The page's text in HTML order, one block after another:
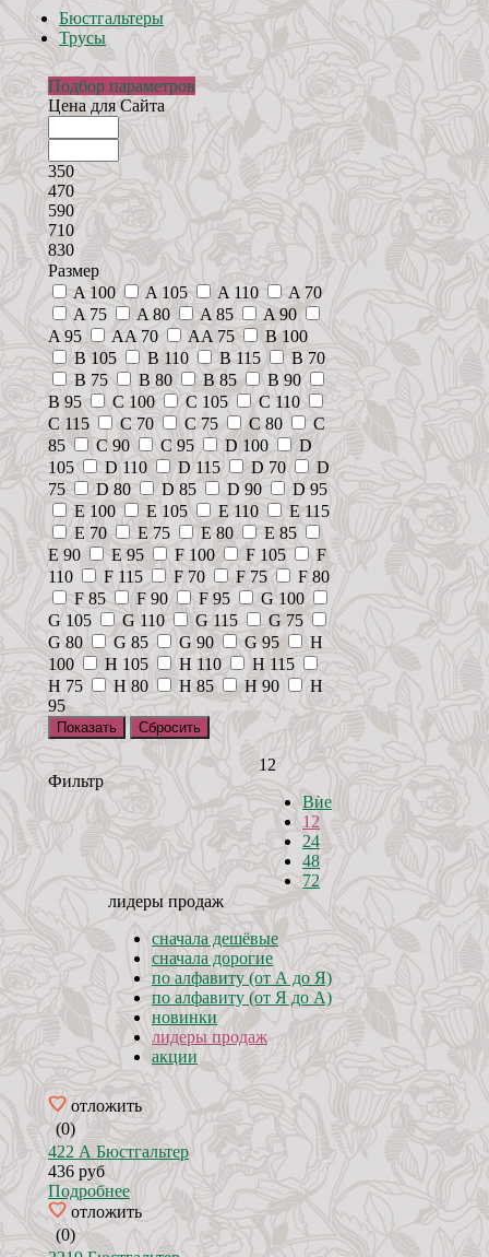
Бюстгальтеры
Трусы
Подбор параметров
Цена для Сайта
350
470
590
710
830
Размер
A 100
A 105 A 110
A 70
A 75
A 80 A 85
A 90
A 95
AA 70 AA 75
B 100
B 105
B 110 B 115
B 70
B 75
B 80 B 85
B 90
B 95
C 100 C 105
C 110
C 115
C 70 C 75 C 80
C
85
C 90 C 95 D 100
D
105
D 110 D 115 D 70
D
75
D 80 D 85 D 90
D 95
E 100
E 105 E 110
E 115
E 70
E 75 E 80
E 85
E 90
E 95 F 100 F 105
F
110
F 115 F 70 F 75
F 80
F 85
F 90 F 95
G 100
G 105
G 110 G 115
G 75
G 80
G 85 G 90 G 95
H
100
H 105 H 110
H 115
H 75
H 80 H 85 H 90
H
95
12
Вѝе
12
24
48
72
Фильтр
лидеры продаж
сначала дешёвые
сначала дорогие
по алфавиту (от А до Я)
по алфавиту (от Я до А)
новинки
лидеры продаж
акции
отложить
(0)
422 А Бюстгальтер
436 руб
Подробнее
отложить
(0)